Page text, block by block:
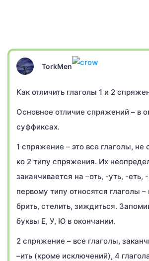
TorkMen
Как отличить глаголы 1 и 2
Основное отличие спряжений – в
суффиксах.
1 спряжение – это все глаголы, не
ко 2 типу спряжения. Их
заканчивается на –оть, -уть, -еть,
первому типу относятся глаголы
брить, стелить, зиждиться.
буквы Е, У, Ю в окончании.
2 спряжение – все глаголы,
–ить (кроме исключений), 4